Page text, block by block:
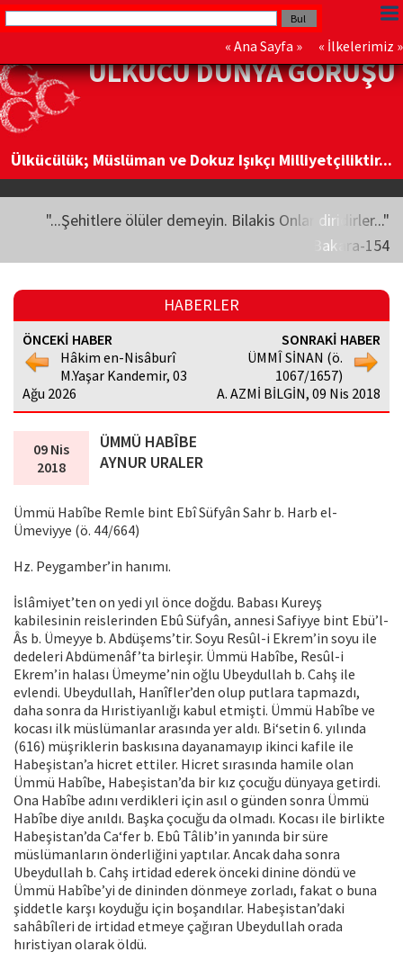
« Ana Sayfa » « İlkelerimiz »
ÜLKÜCÜ DÜNYA GÖRÜŞÜ
Ülkücülük; Müslüman ve Dokuz Işıkçı Milliyetçiliktir...
"...Şehitlere ölüler demeyin. Bilakis Onlar diridirler..."
Bakara-154
HABERLER
ÖNCEKİ HABER
Hâkim en-Nisâburî
M.Yaşar Kandemir, 03
Ağu 2026
SONRAKİ HABER
ÜMMÎ SİNAN (ö.
1067/1657)
A. AZMİ BİLGİN, 09 Nis 2018
09 Nis
2018
ÜMMÜ HABÎBE
AYNUR URALER
Ümmü Habîbe Remle bint Ebî Süfyân Sahr b. Harb el-
Ümeviyye (ö. 44/664)
Hz. Peygamber’in hanımı.
İslâmiyet’ten on yedi yıl önce doğdu. Babası Kureyş
kabilesinin reislerinden Ebû Süfyân, annesi Safiyye bint Ebü’l-
Âs b. Ümeyye b. Abdüşems’tir. Soyu Resûl-i Ekrem’in soyu ile
dedeleri Abdümenâf’ta birleşir. Ümmü Habîbe, Resûl-i
Ekrem’in halası Ümeyme’nin oğlu Ubeydullah b. Cahş ile
evlendi. Ubeydullah, Hanîfler’den olup putlara tapmazdı,
daha sonra da Hıristiyanlığı kabul etmişti. Ümmü Habîbe ve
kocası ilk müslümanlar arasında yer aldı. Bi‘setin 6. yılında
(616) müşriklerin baskısına dayanamayıp ikinci kafile ile
Habeşistan’a hicret ettiler. Hicret sırasında hamile olan
Ümmü Habîbe, Habeşistan’da bir kız çocuğu dünyaya getirdi.
Ona Habîbe adını verdikleri için asıl o günden sonra Ümmü
Habîbe diye anıldı. Başka çocuğu da olmadı. Kocası ile birlikte
Habeşistan’da Ca‘fer b. Ebû Tâlib’in yanında bir süre
müslümanların önderliğini yaptılar. Ancak daha sonra
Ubeydullah b. Cahş irtidad ederek önceki dinine döndü ve
Ümmü Habîbe’yi de dininden dönmeye zorladı, fakat o buna
şiddetle karşı koyduğu için boşandılar. Habeşistan’daki
sahâbîleri de irtidad etmeye çağıran Ubeydullah orada
hıristiyan olarak öldü.